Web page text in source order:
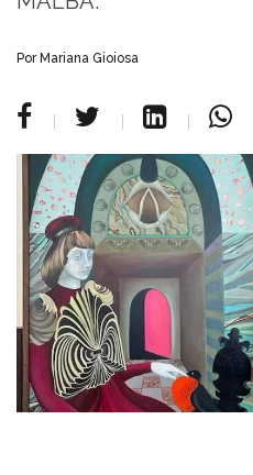
Por Mariana Gioiosa